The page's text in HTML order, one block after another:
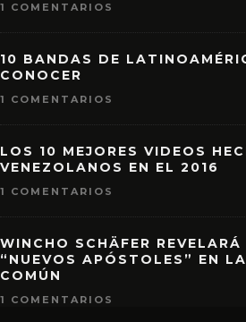
1 COMENTARIOS
10 BANDAS DE
CONOCER
1 COMENTARIOS
LOS 10 MEJORES VIDEOS
VENEZOLANOS EN EL 2016
1 COMENTARIOS
WINCHO SCHÄFER
“NUEVOS APÓSTOLES” EN
COMÚN
1 COMENTARIOS